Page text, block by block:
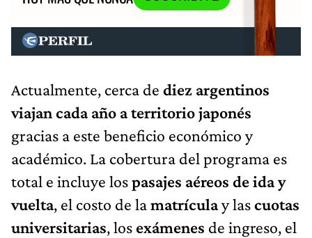
Actualmente, cerca de diez argentinos
viajan cada año a territorio japonés
gracias a este beneficio económico y
académico. La cobertura del programa es
total e incluye lospasajes aéreos de ida y
vuelta, el costo de lamatrículay lascuotas
universitarias, los exámenes de ingreso, el